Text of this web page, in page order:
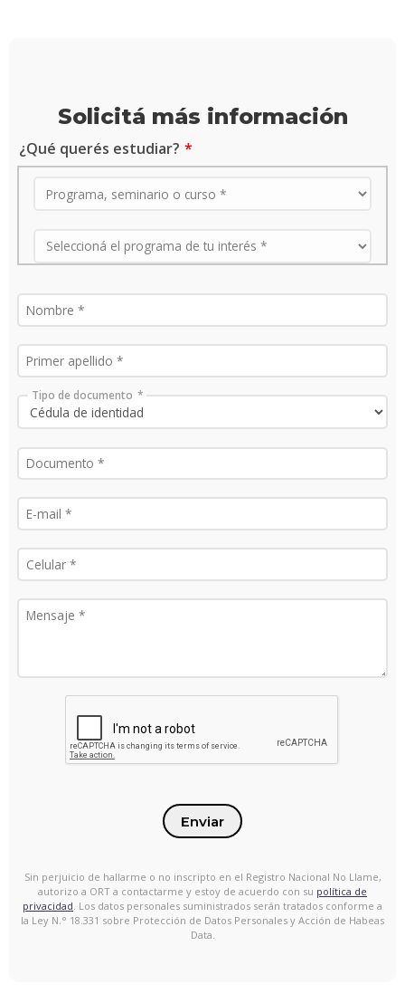
Solicitá más información
¿Qué querés estudiar?
Tipo de documento
Enviar
Sin perjuicio de hallarme o no inscripto en el Registro Nacional No Llame,
autorizo a ORT a contactarme y estoy de acuerdo con su política de
privacidad. Los datos personales suministrados serán tratados conforme a
la Ley N.° 18.331 sobre Protección de Datos Personales y Acción de Habeas
Data.